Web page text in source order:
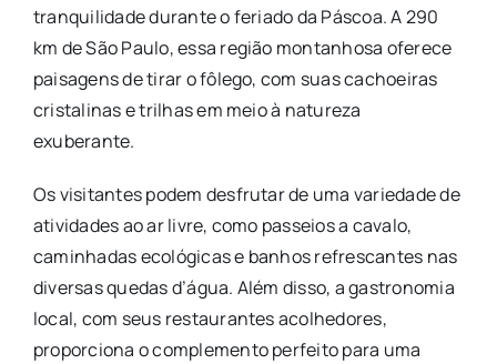
tranquilidade durante o feriado da Páscoa. A 290
km de São Paulo, essa região montanhosa oferece
paisagens de tirar o fôlego, com suas cachoeiras
cristalinas e trilhas em meio à natureza
exuberante.
Os visitantes podem desfrutar de uma variedade de
atividades ao ar livre, como passeios a cavalo,
caminhadas ecológicas e banhos refrescantes nas
diversas quedas d’água. Além disso, a gastronomia
local, com seus restaurantes acolhedores,
proporciona o complemento perfeito para uma